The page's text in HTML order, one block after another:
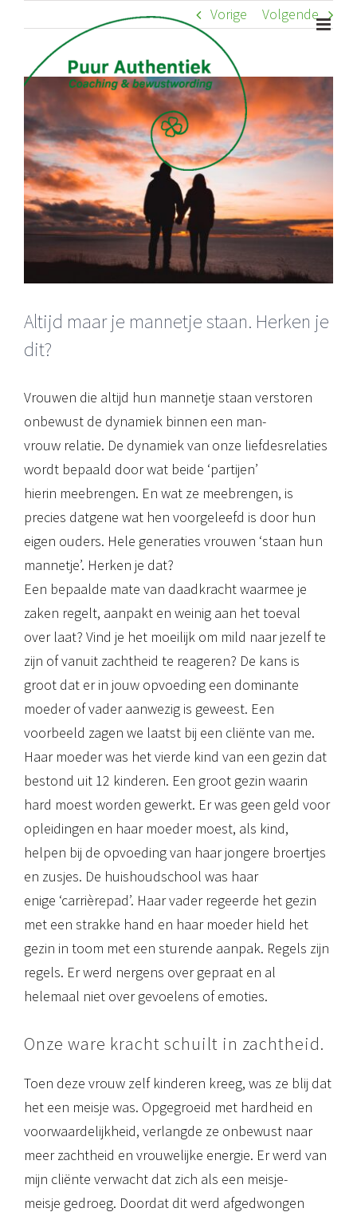
naar
inhoud
Vorige Volgende
Bekijk
grotere
afbeelding
Altijd maar je mannetje staan. Herken je
dit?
Vrouwen die altijd hun mannetje staan verstoren
onbewust de dynamiek binnen een man-
vrouw relatie. De dynamiek van onze liefdesrelaties
wordt bepaald door wat beide ‘partijen’
hierin meebrengen. En wat ze meebrengen, is
precies datgene wat hen voorgeleefd is door hun
eigen ouders. Hele generaties vrouwen ‘staan hun
mannetje’. Herken je dat?
Een bepaalde mate van daadkracht waarmee je
zaken regelt, aanpakt en weinig aan het toeval
over laat? Vind je het moeilijk om mild naar jezelf te
zijn of vanuit zachtheid te reageren? De kans is
groot dat er in jouw opvoeding een dominante
moeder of vader aanwezig is geweest. Een
voorbeeld zagen we laatst bij een cliënte van me.
Haar moeder was het vierde kind van een gezin dat
bestond uit 12 kinderen. Een groot gezin waarin
hard moest worden gewerkt. Er was geen geld voor
opleidingen en haar moeder moest, als kind,
helpen bij de opvoeding van haar jongere broertjes
en zusjes. De huishoudschool was haar
enige ‘carrièrepad’. Haar vader regeerde het gezin
met een strakke hand en haar moeder hield het
gezin in toom met een sturende aanpak. Regels zijn
regels. Er werd nergens over gepraat en al
helemaal niet over gevoelens of emoties.
Onze ware kracht schuilt in zachtheid.
Toen deze vrouw zelf kinderen kreeg, was ze blij dat
het een meisje was. Opgegroeid met hardheid en
voorwaardelijkheid, verlangde ze onbewust naar
meer zachtheid en vrouwelijke energie. Er werd van
mijn cliënte verwacht dat zich als een meisje-
meisje gedroeg. Doordat dit werd afgedwongen